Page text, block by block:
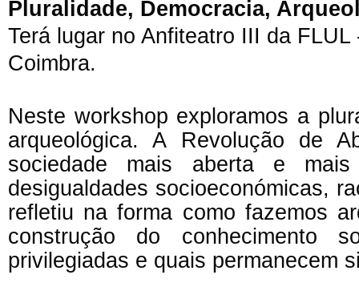
Pluralidade, Democracia,
Terá lugar no Anfiteatro III da
Coimbra.
Neste workshop exploramos a
arqueológica. A Revolução de
sociedade mais aberta e
desigualdades socioeconómicas,
refletiu na forma como fazemos
construção do conhecimento
privilegiadas e quais permanecem